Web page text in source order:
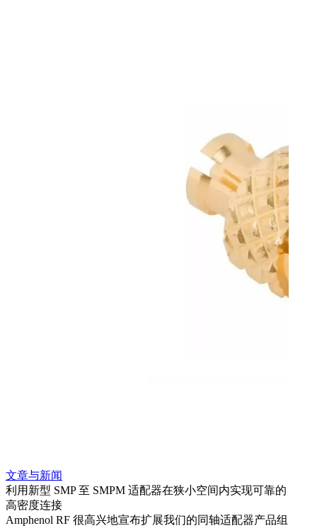
文章与新闻
利用新型 SMP 至 SMPM 适配器在狭小空间内实现可靠的
高密度连接
Amphenol RF 很高兴地宣布扩展我们的同轴适配器产品组